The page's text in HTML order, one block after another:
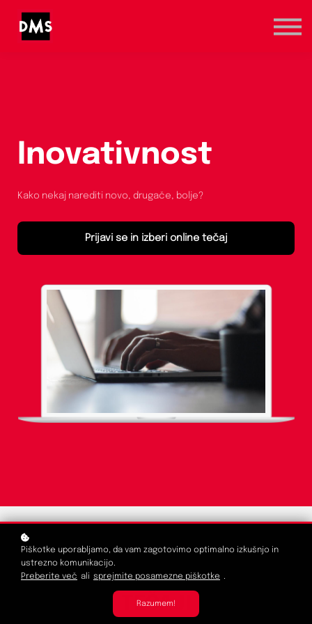
Inovativnost
Kako nekaj narediti novo, drugače, bolje?
Prijavi se in izberi online tečaj
TEČAJI
Piškotke uporabljamo, da vam zagotovimo optimalno izkušnjo in
ustrezno komunikacijo.
Preberite več ali sprejmite posamezne piškotke .
Razumem!